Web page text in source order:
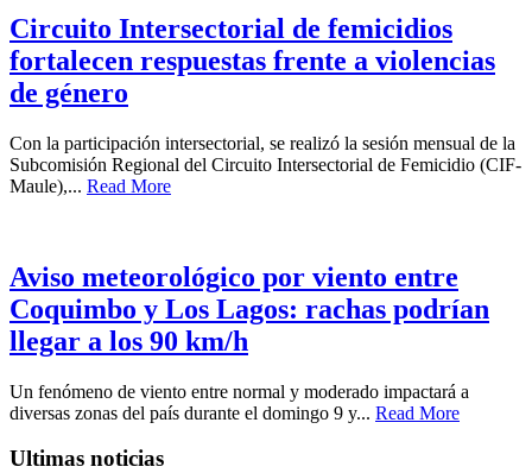
Circuito Intersectorial de femicidios
fortalecen respuestas frente a violencias
de género
Con la participación intersectorial, se realizó la sesión mensual de la
Subcomisión Regional del Circuito Intersectorial de Femicidio (CIF-
Maule),... Read More
Aviso meteorológico por viento entre
Coquimbo y Los Lagos: rachas podrían
llegar a los 90 km/h
Un fenómeno de viento entre normal y moderado impactará a
diversas zonas del país durante el domingo 9 y... Read More
Ultimas noticias